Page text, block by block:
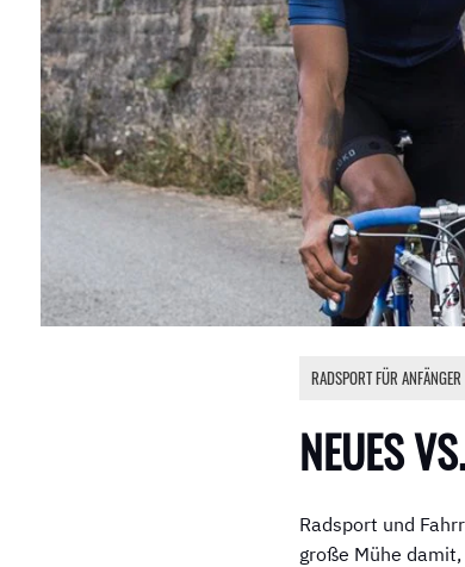
NEUES
RADSPORT FÜR ANFÄNGER
Radsport und
große Mühe